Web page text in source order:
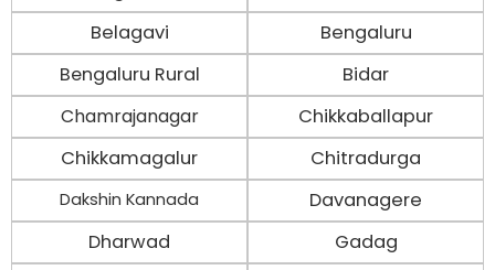
Belagavi
Bengaluru
Bengaluru Rural
Bidar
Chamrajanagar
Chikkaballapur
Chikkamagalur
Chitradurga
Dakshin Kannada
Davanagere
Dharwad
Gadag